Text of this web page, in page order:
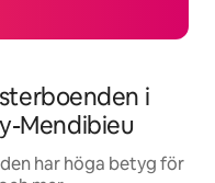
i
Mendibieu
har höga betyg för